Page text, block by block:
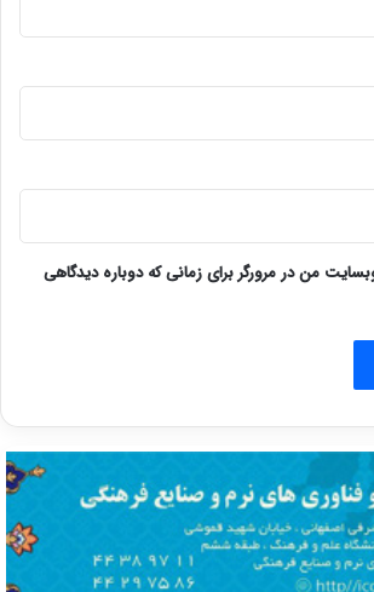
من در مرورگر برای زمانی که دوباره دیدگاهی